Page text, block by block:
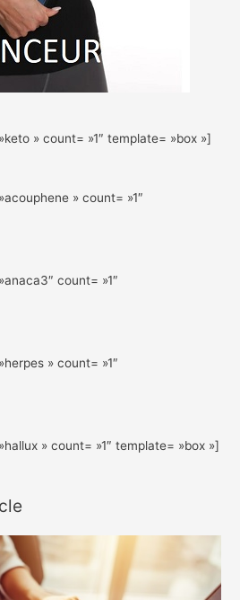
» count= »1″ template= »box »]
» count= »1″
count= »1″
» count= »1″
» count= »1″ template= »box »]